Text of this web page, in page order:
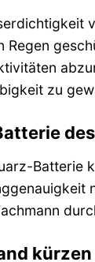
Regen
zu
Batterie
kürzen